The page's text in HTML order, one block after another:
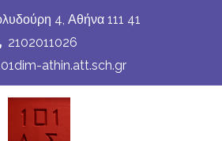
4, Αθήνα 111 41
2102011026
athin.att.sch.gr